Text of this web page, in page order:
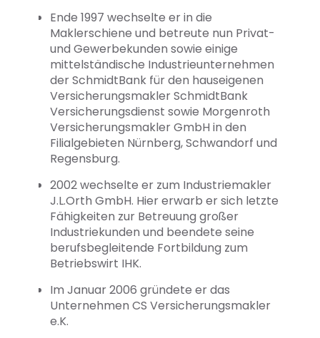
Ende 1997 wechselte er in die
Maklerschiene und betreute nun Privat-
und Gewerbekunden sowie einige
mittelständische Industrieunternehmen
der SchmidtBank für den hauseigenen
Versicherungsmakler SchmidtBank
Versicherungsdienst sowie Morgenroth
Versicherungsmakler GmbH in den
Filialgebieten Nürnberg, Schwandorf und
Regensburg.
2002 wechselte er zum Industriemakler
J.L.Orth GmbH. Hier erwarb er sich letzte
Fähigkeiten zur Betreuung großer
Industriekunden und beendete seine
berufsbegleitende Fortbildung zum
Betriebswirt IHK.
Im Januar 2006 gründete er das
Unternehmen CS Versicherungsmakler
e.K.